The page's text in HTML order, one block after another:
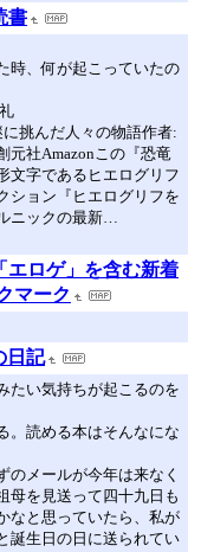
書
時、何が起こっていたの
挑んだ人々の物語作者:
元社Amazonこの『恐竜
文字であるヒエログリフ
ション『ヒエログリフを
ニックの最新…
エロゲ」を含む新着
マーク
日記
たい気持ちが起こるのを
。読める本はそんなにな
のメールが今年は来なく
母を見送って四十九日も
なと思っていたら、私が
誕生日の日に送られてい